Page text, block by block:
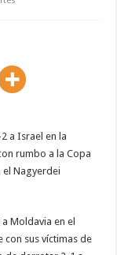
a Israel en la
rumbo a la Copa
Nagyerdei
Moldavia en el
sus víctimas de